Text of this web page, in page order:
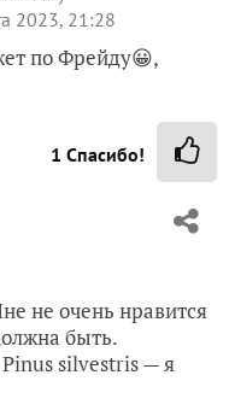
2023, 21:28
по Фрейду😀,
1 Спасибо!
не очень нравится
быть.
silvestris — я